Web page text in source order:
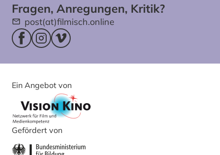
Fragen, Anregungen, Kritik?
post(at)filmisch.online
Facebookseite (öffnet im neuen Fenster)
Instagram (öffnet im neuen Fenster)
Vimeo (öffnet im neuen Fenster)
Ein Angebot von
Gefördert von